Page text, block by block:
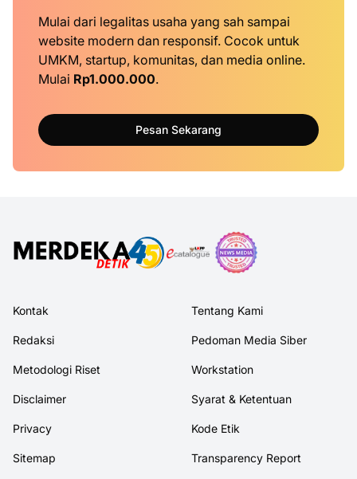
Mulai dari legalitas usaha yang sah sampai
website modern dan responsif. Cocok untuk
UMKM, startup, komunitas, dan media online.
Mulai Rp1.000.000.
Pesan Sekarang
Kontak Tentang Kami
Redaksi Pedoman Media Siber
Metodologi Riset Workstation
Disclaimer Syarat & Ketentuan
Privacy Kode Etik
Sitemap Transparency Report